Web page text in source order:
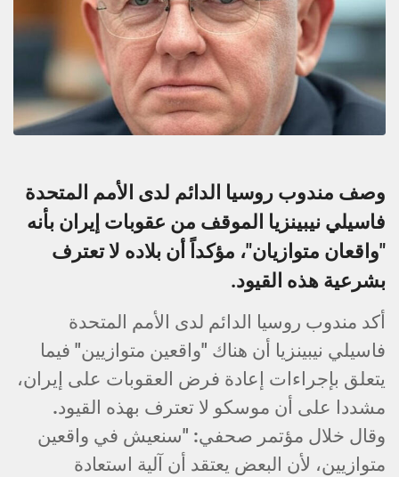
وصف مندوب روسيا الدائم لدى الأمم المتحدة
فاسيلي نيبينزيا الموقف من عقوبات إيران بأنه
"واقعان متوازيان"، مؤكداً أن بلاده لا تعترف
بشرعية هذه القيود.
أكد مندوب روسيا الدائم لدى الأمم المتحدة
فاسيلي نيبينزيا أن هناك "واقعين متوازيين" فيما
يتعلق بإجراءات إعادة فرض العقوبات على إيران،
مشددا على أن موسكو لا تعترف بهذه القيود.
وقال خلال مؤتمر صحفي: "سنعيش في واقعين
متوازيين، لأن البعض يعتقد أن آلية استعادة